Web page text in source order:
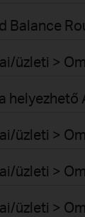
Balance
üzleti >
helyezhető
üzleti >
üzleti >
üzleti >